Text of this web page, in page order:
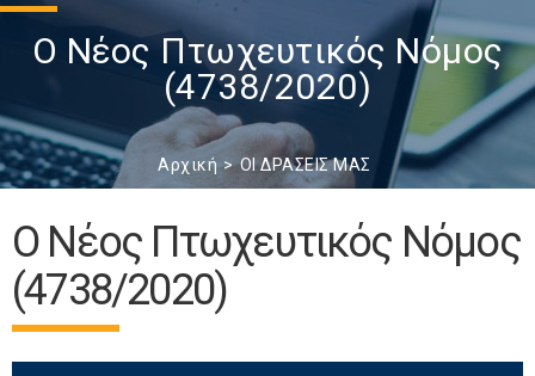
Ο Νέος Πτωχευτικός Νόμος
(4738/2020)
Αρχική ΟΙ ΔΡΑΣΕΙΣ ΜΑΣ
Ο Νέος Πτωχευτικός Νόμος
(4738/2020)